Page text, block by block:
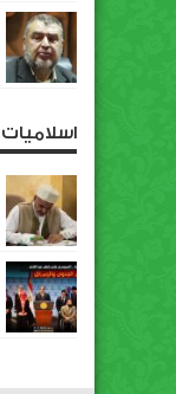
اسلاميات